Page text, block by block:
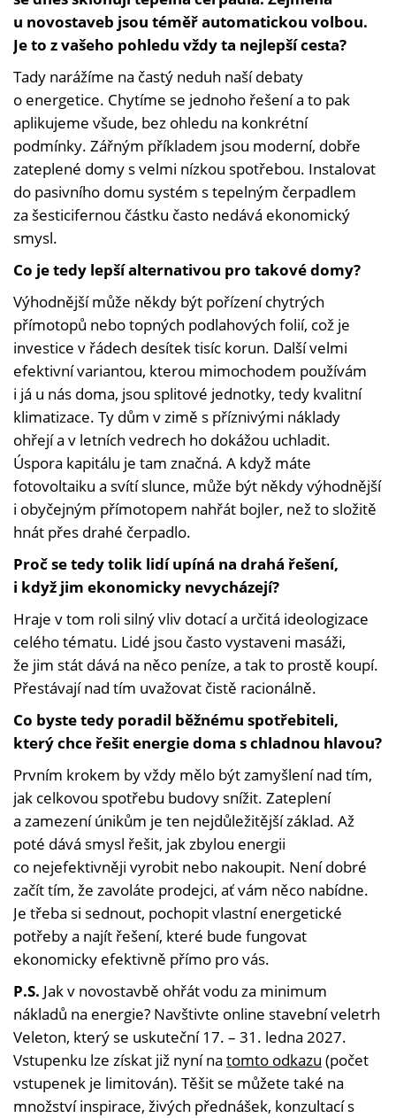
u novostaveb jsou téměř automatickou volbou.
Je to z vašeho pohledu vždy ta nejlepší cesta?
Tady narážíme na častý neduh naší debaty
o energetice. Chytíme se jednoho řešení a to pak
aplikujeme všude, bez ohledu na konkrétní
podmínky. Zářným příkladem jsou moderní, dobře
zateplené domy s velmi nízkou spotřebou. Instalovat
do pasivního domu systém s tepelným čerpadlem
za šesticifernou částku často nedává ekonomický
smysl.
Co je tedy lepší alternativou pro takové domy?
Výhodnější může někdy být pořízení chytrých
přímotopů nebo topných podlahových folií, což je
investice v řádech desítek tisíc korun. Další velmi
efektivní variantou, kterou mimochodem používám
i já u nás doma, jsou splitové jednotky, tedy kvalitní
klimatizace. Ty dům v zimě s příznivými náklady
ohřejí a v letních vedrech ho dokážou uchladit.
Úspora kapitálu je tam značná. A když máte
fotovoltaiku a svítí slunce, může být někdy výhodnější
i obyčejným přímotopem nahřát bojler, než to složitě
hnát přes drahé čerpadlo.
Proč se tedy tolik lidí upíná na drahá řešení,
i když jim ekonomicky nevycházejí?
Hraje v tom roli silný vliv dotací a určitá ideologizace
celého tématu. Lidé jsou často vystaveni masáži,
že jim stát dává na něco peníze, a tak to prostě koupí.
Přestávají nad tím uvažovat čistě racionálně.
Co byste tedy poradil běžnému spotřebiteli,
který chce řešit energie doma s chladnou hlavou?
Prvním krokem by vždy mělo být zamyšlení nad tím,
jak celkovou spotřebu budovy snížit. Zateplení
a zamezení únikům je ten nejdůležitější základ. Až
poté dává smysl řešit, jak zbylou energii
co nejefektivněji vyrobit nebo nakoupit. Není dobré
začít tím, že zavoláte prodejci, ať vám něco nabídne.
Je třeba si sednout, pochopit vlastní energetické
potřeby a najít řešení, které bude fungovat
ekonomicky efektivně přímo pro vás.
P.S. Jak v novostavbě ohřát vodu za minimum
nákladů na energie? Navštivte online stavební veletrh
Veleton, který se uskuteční 17. – 31. ledna 2027.
Vstupenku lze získat již nyní na tomto odkazu (počet
vstupenek je limitován). Těšit se můžete také na
množství inspirace, živých přednášek, konzultací s